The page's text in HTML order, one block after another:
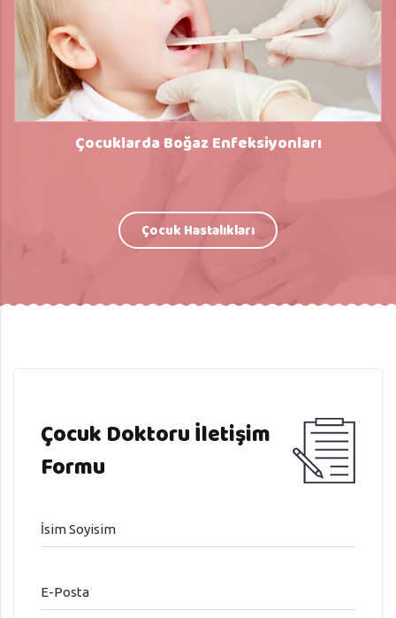
Çocuklarda Boğaz Enfeksiyonları
Çocuk Hastalıkları
Çocuk Doktoru İletişim
Formu
İsim Soyisim
E-Posta